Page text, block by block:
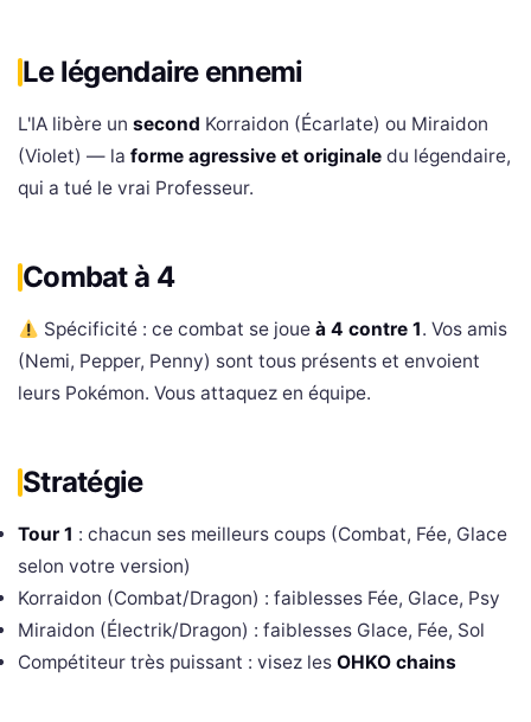
Le légendaire ennemi
L'IA libère un second Korraidon (Écarlate) ou Miraidon
(Violet) — la forme agressive et originale du légendaire,
qui a tué le vrai Professeur.
Combat à 4
Spécificité : ce combat se joue à 4 contre 1. Vos amis
(Nemi, Pepper, Penny) sont tous présents et envoient
leurs Pokémon. Vous attaquez en équipe.
Stratégie
Tour 1 : chacun ses meilleurs coups (Combat, Fée, Glace
selon votre version)
Korraidon (Combat/Dragon) : faiblesses Fée, Glace, Psy
Miraidon (Électrik/Dragon) : faiblesses Glace, Fée, Sol
Compétiteur très puissant : visez les OHKO chains